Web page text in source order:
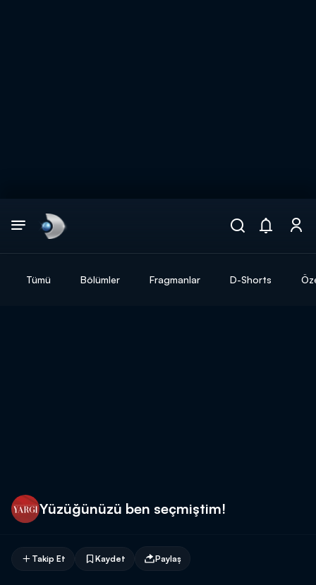
Tümü Bölümler Fragmanlar D-Shorts
Yüzüğünüzü ben seçmiştim!
Takip Et Kaydet Paylaş